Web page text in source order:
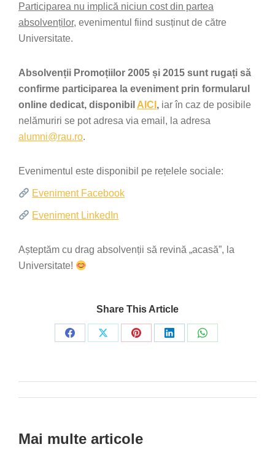
Participarea nu implică niciun cost din partea
absolvenților, evenimentul fiind susținut de către
Universitate.
Absolvenții Promoțiilor 2005 și 2015 sunt rugați să
confirme participarea la eveniment prin formularul
online dedicat, disponibil AICI , iar în caz de posibile
nelămuriri se pot adresa via email, la adresa
alumni@rau.ro.
Evenimentul este disponibil pe rețelele sociale:
Eveniment Facebook
Eveniment LinkedIn
Așteptăm cu drag absolvenții să revină „acasă”, la
Universitate!
Share This Article
Share
Share
Share
Share
Share
Post
Mai multe articole